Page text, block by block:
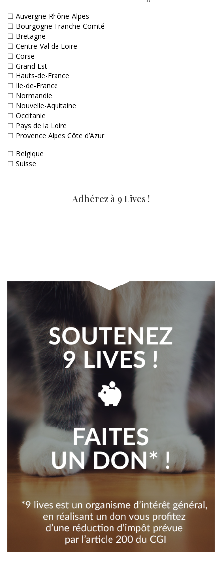
☐ Auvergne-Rhône-Alpes
☐ Bourgogne-Franche-Comté
☐ Bretagne
☐ Centre-Val de Loire
☐ Corse
☐ Grand Est
☐ Hauts-de-France
☐ Ile-de-France
☐ Normandie
☐ Nouvelle-Aquitaine
☐ Occitanie
☐ Pays de la Loire
☐ Provence Alpes Côte d’Azur
☐ Belgique
☐ Suisse
Adhérez à 9 Lives !